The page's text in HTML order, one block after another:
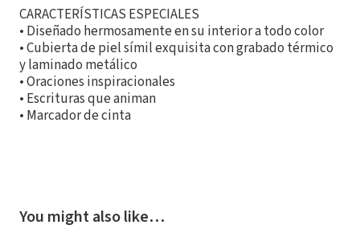
CARACTERÍSTICAS ESPECIALES
• Diseñado hermosamente en su interior a todo color
• Cubierta de piel símil exquisita con grabado térmico
y laminado metálico
• Oraciones inspiracionales
• Escrituras que animan
• Marcador de cinta
You might also like…